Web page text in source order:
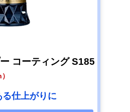
コーティング S185
仕上がりに